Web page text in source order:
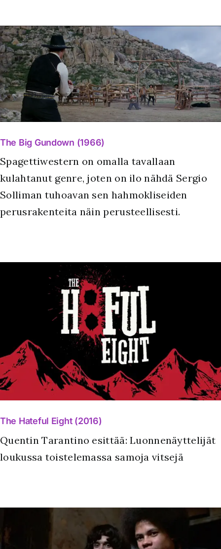
The Big Gundown (1966)
Spagettiwestern on omalla tavallaan
kulahtanut genre, joten on ilo nähdä Sergio
Solliman tuhoavan sen hahmokliseiden
perusrakenteita näin perusteellisesti.
The Hateful Eight (2016)
Quentin Tarantino esittää: Luonnenäyttelijät
loukussa toistelemassa samoja vitsejä